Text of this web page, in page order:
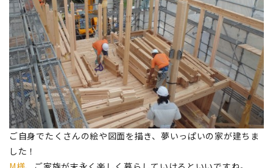
ご自身でたくさんの絵や図面を描き、夢いっぱいの家が建ちま
した！